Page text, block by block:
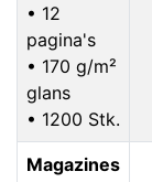
• 12
pagina's
• 170 g/m²
glans
• 1200 Stk.
Magazines